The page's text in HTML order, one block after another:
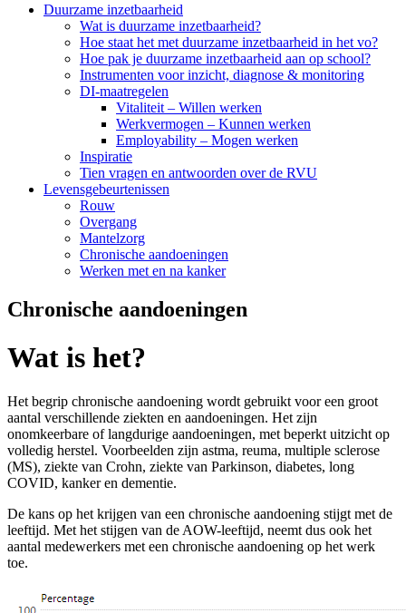
Duurzame inzetbaarheid
Wat is duurzame inzetbaarheid?
Hoe staat het met duurzame inzetbaarheid in het vo?
Hoe pak je duurzame inzetbaarheid aan op school?
Instrumenten voor inzicht, diagnose & monitoring
DI-maatregelen
Vitaliteit – Willen werken
Werkvermogen – Kunnen werken
Employability – Mogen werken
Inspiratie
Tien vragen en antwoorden over de RVU
Levensgebeurtenissen
Rouw
Overgang
Mantelzorg
Chronische aandoeningen
Werken met en na kanker
Chronische aandoeningen
Wat is het?
Het begrip chronische aandoening wordt gebruikt voor een groot
aantal verschillende ziekten en aandoeningen. Het zijn
onomkeerbare of langdurige aandoeningen, met beperkt uitzicht op
volledig herstel. Voorbeelden zijn astma, reuma, multiple sclerose
(MS), ziekte van Crohn, ziekte van Parkinson, diabetes, long
COVID, kanker en dementie.
De kans op het krijgen van een chronische aandoening stijgt met de
leeftijd. Met het stijgen van de AOW-leeftijd, neemt dus ook het
aantal medewerkers met een chronische aandoening op het werk
toe.